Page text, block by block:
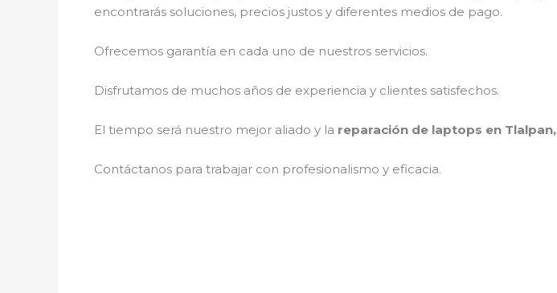
encontrarás soluciones, precios justos y diferentes medios de pago.
Ofrecemos garantía en cada uno de nuestros servicios.
Disfrutamos de muchos años de experiencia y clientes satisfechos.
El tiempo será nuestro mejor aliado y la reparación de laptops en Tlalpan,
Contáctanos para trabajar con profesionalismo y eficacia.